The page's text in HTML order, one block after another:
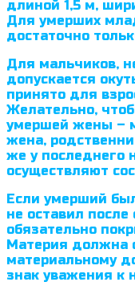
длиной 1,5 м,
Для умерших
достаточно
Для мальчиков,
допускается
принято для
Желательно,
умершей жены –
жена,
же у последнего
осуществляют
Если умерший
не оставил после
обязательно
Материя должна
материальному
знак уважения к